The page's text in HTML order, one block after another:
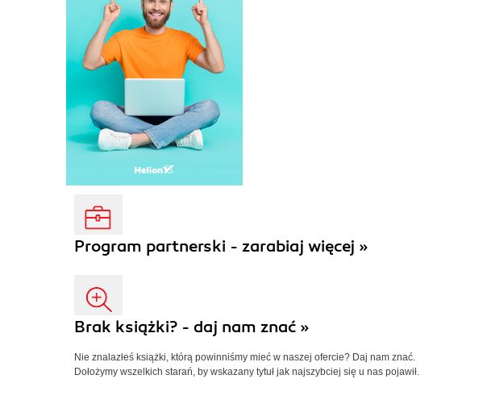
Program partnerski - zarabiaj więcej »
Brak książki? - daj nam znać »
Nie znalazłeś książki, którą powinniśmy mieć w naszej ofercie? Daj nam znać.
Dołożymy wszelkich starań, by wskazany tytuł jak najszybciej się u nas pojawił.